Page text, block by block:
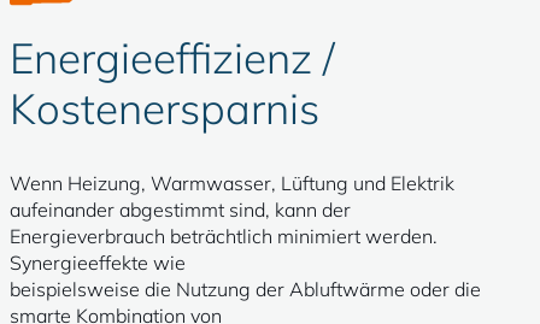
Energieeffizienz /
Kostenersparnis
Wenn Heizung, Warmwasser, Lüftung und Elektrik
aufeinander abgestimmt sind, kann der
Energieverbrauch beträchtlich minimiert werden.
Synergieeffekte wie
beispielsweise die Nutzung der Abluftwärme oder die
smarte Kombination von